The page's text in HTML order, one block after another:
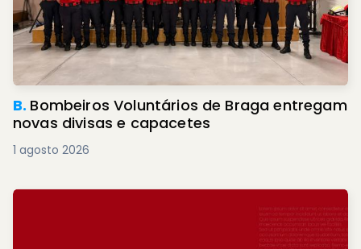
B. Bombeiros Voluntários de Braga entregam
novas divisas e capacetes
1 agosto 2026